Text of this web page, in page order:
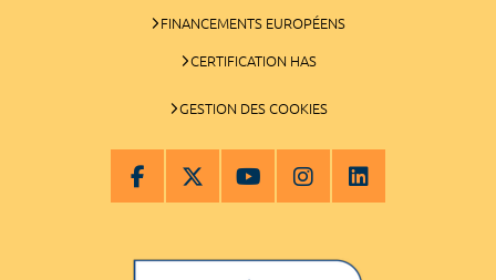
FINANCEMENTS EUROPÉENS
CERTIFICATION HAS
GESTION DES COOKIES